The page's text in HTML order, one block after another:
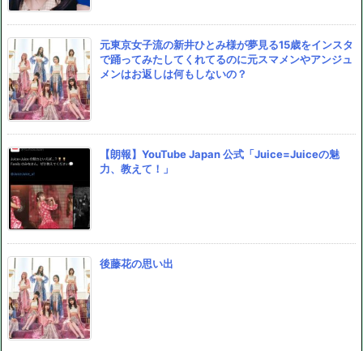
元東京女子流の新井ひとみ様が夢見る15歳をインスタ
で踊ってみたしてくれてるのに元スマメンやアンジュ
メンはお返しは何もしないの？
【朗報】YouTube Japan 公式「Juice=Juiceの魅
力、教えて！」
後藤花の思い出